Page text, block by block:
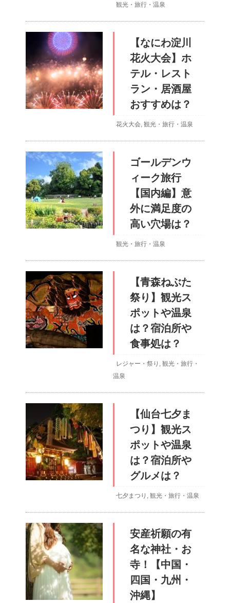
観光・旅行・温泉
【なにわ淀川
花火大会】ホ
テル・レスト
ラン・居酒屋
おすすめは？
花火大会, 観光・旅行・温泉
ゴールデンウ
ィーク旅行
【国内編】意
外に満足度の
高い穴場は？
観光・旅行・温泉
【青森ねぶた
祭り】観光ス
ポットや温泉
は？宿泊所や
食事処は？
レジャー・祭り , 観光・旅行・
温泉
【仙台七夕ま
つり】観光ス
ポットや温泉
は？宿泊所や
グルメは？
七夕まつり , 観光・旅行・温泉
安産祈願の有
名な神社・お
寺！【中国・
四国・九州・
沖縄】